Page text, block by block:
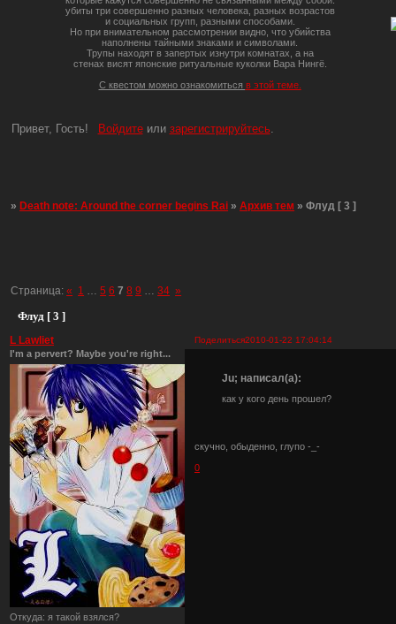
убиты три совершенно разных человека, разных возрастов
и социальных групп, разными способами.
Но при внимательном рассмотрении видно, что убийства
наполнены тайными знаками и символами.
Трупы находят в запертых изнутри комнатах, а на
стенах висят японские ритуальные куколки Вара Нингё.
С квестом можно ознакомиться в этой теме.
Привет, Гость! Войдитеили зарегистрируйтесь.
»Death note: Around the corner begins Rai »Архив тем »Флуд [ 3 ]
Флуд [ 3 ]
Страница:« 1 5 6 7 8 9 34 »
Поделиться2010-01-22 17:04:14
L Lawliet
I'm a pervert? Maybe you're right...
Откуда: я такой взялся?
Ju; написал(а):
как у кого день прошел?
скучно, обыденно, глупо -_-
0